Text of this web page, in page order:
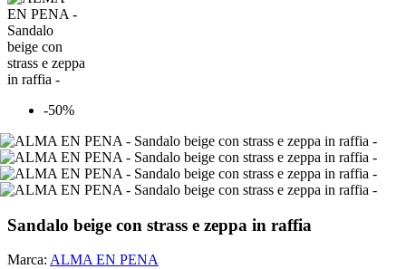
-50%
Sandalo beige con strass e zeppa in raffia
Marca: ALMA EN PENA